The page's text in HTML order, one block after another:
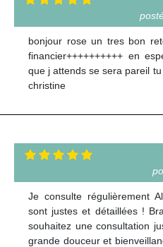
bonjour rose un tres bon
financier++++++++++ en
que j attends se sera pareil
christine
Je consulte régulièrement
sont justes et détaillées !
souhaitez une consultation
grande douceur et